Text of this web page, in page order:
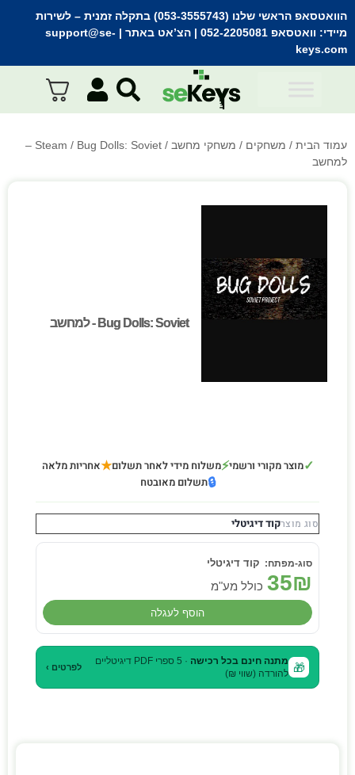
הוואטסאפ הראשי שלנו (053-3555743) בתקלה זמנית
– לשירות
מיידי: וואטסאפ 052-2205081 | הצ’אט באתר | support@se-
keys.com
עמוד הבית / משחקים / משחקי מחשב /
Steam
/ Bug Dolls: Soviet –
למחשב
Bug Dolls: Soviet - למחשב
Bug Dolls: Soviet - למחשב
✓מוצר מקורי ורשמי⚡משלוח מידי לאחר תשלום★אחריות מלאה
🔒תשלום מאובטח
סוג מוצרקוד דיגיטלי
קוד דיגיטלי
35₪ כולל מע"מ
הוסף לעגלה
🎁 מתנה חינם בכל רכישה
· 5 ספרי PDF דיגיטליים
להורדה (שווי ₪)
לפרטים ›